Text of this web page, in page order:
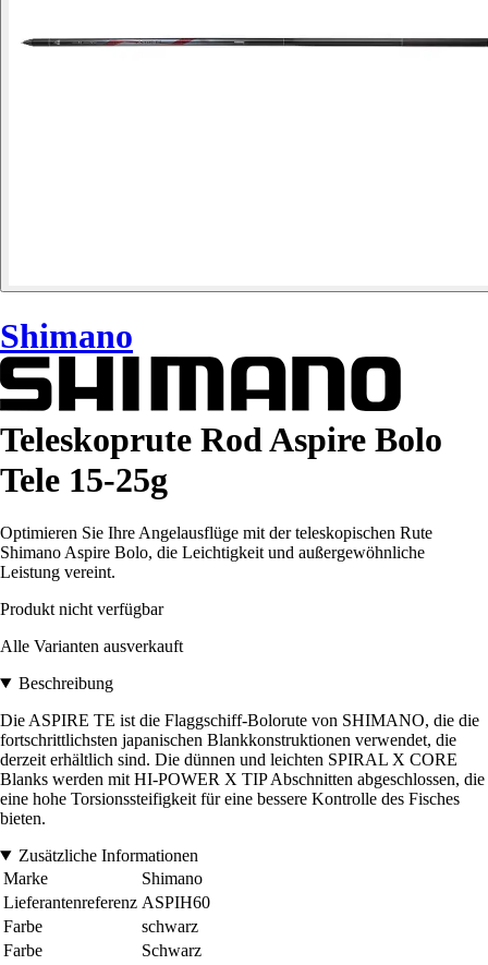
Shimano
Teleskoprute Rod Aspire Bolo
Tele 15-25g
Optimieren Sie Ihre Angelausflüge mit der teleskopischen Rute
Shimano Aspire Bolo, die Leichtigkeit und außergewöhnliche
Leistung vereint.
Produkt nicht verfügbar
Alle Varianten ausverkauft
Beschreibung
Die ASPIRE TE ist die Flaggschiff-Bolorute von SHIMANO, die die
fortschrittlichsten japanischen Blankkonstruktionen verwendet, die
derzeit erhältlich sind. Die dünnen und leichten SPIRAL X CORE
Blanks werden mit HI-POWER X TIP Abschnitten abgeschlossen, die
eine hohe Torsionssteifigkeit für eine bessere Kontrolle des Fisches
bieten.
Zusätzliche Informationen
Marke
Shimano
Lieferantenreferenz ASPIH60
Farbe
schwarz
Farbe
Schwarz